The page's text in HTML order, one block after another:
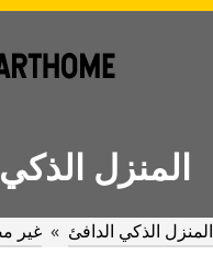
Skip
المنزل
المنزل الذكي الدافئ » غير